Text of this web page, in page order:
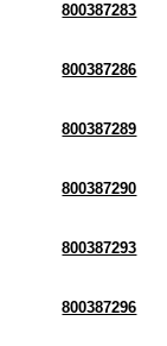
800387283
800387286
800387289
800387290
800387293
800387296